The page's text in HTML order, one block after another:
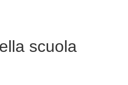
scuola